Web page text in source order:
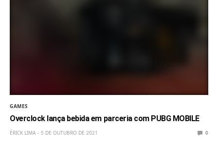
GAMES
Overclock lança bebida em parceria com PUBG MOBILE
ÉRICK LIMA 5 DE OUTUBRO DE 2021 0